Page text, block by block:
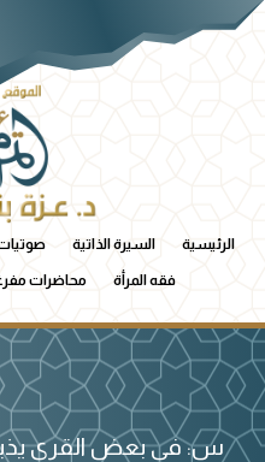
الرئيسية السيرة الذاتية
فقه المرأة محاضرات
س: في بعض القرى